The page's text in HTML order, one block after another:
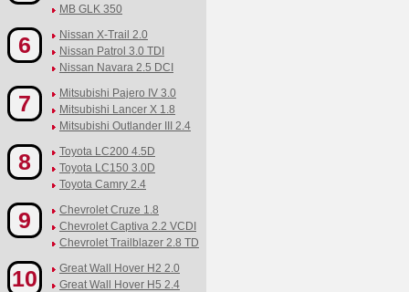
MB GLK 350
6
Nissan X-Trail 2.0
Nissan Patrol 3.0 TDI
Nissan Navara 2.5 DCI
7
Mitsubishi Pajero IV 3.0
Mitsubishi Lancer X 1.8
Mitsubishi Outlander III 2.4
8
Toyota LC200 4.5D
Toyota LC150 3.0D
Toyota Camry 2.4
9
Chevrolet Cruze 1.8
Chevrolet Captiva 2.2 VCDI
Chevrolet Trailblazer 2.8 TD
10
Great Wall Hover H2 2.0
Great Wall Hover H5 2.4